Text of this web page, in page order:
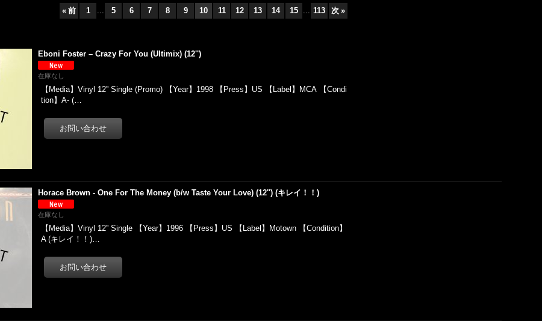
« 前 1 ... 5 6 7 8 9 10 11 12 13 14 15 ... 113 次 »
Eboni Foster – Crazy For You (Ultimix) (12'')
在庫なし
【Media】Vinyl 12'' Single (Promo) 【Year】1998 【Press】US 【Label】MCA 【Condi
tion】A- (…
Horace Brown - One For The Money (b/w Taste Your Love) (12'') (キレイ！！)
在庫なし
【Media】Vinyl 12'' Single 【Year】1996 【Press】US 【Label】Motown 【Condition】
A (キレイ！！)…